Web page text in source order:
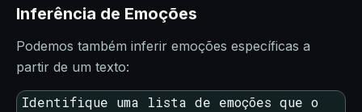
Inferência de Emoções
Podemos também inferir emoções específicas a
partir de um texto:
Identifique uma lista de emoções que o